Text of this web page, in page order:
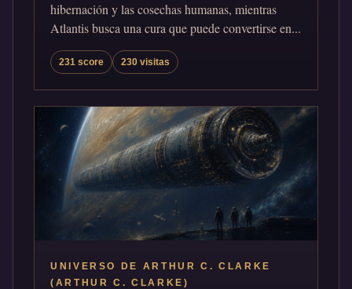
hibernación y las cosechas humanas, mientras
Atlantis busca una cura que puede convertirse en...
231 score 230 visitas
UNIVERSO DE ARTHUR C. CLARKE
(ARTHUR C. CLARKE)